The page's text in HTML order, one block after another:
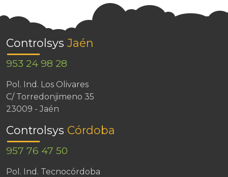
Controlsys Jaén
953 24 98 28
Pol. Ind. Los Olivares
C/ Torredonjimeno 35
23009 - Jaén
Controlsys Córdoba
957 76 47 50
Pol. Ind. Tecnocórdoba